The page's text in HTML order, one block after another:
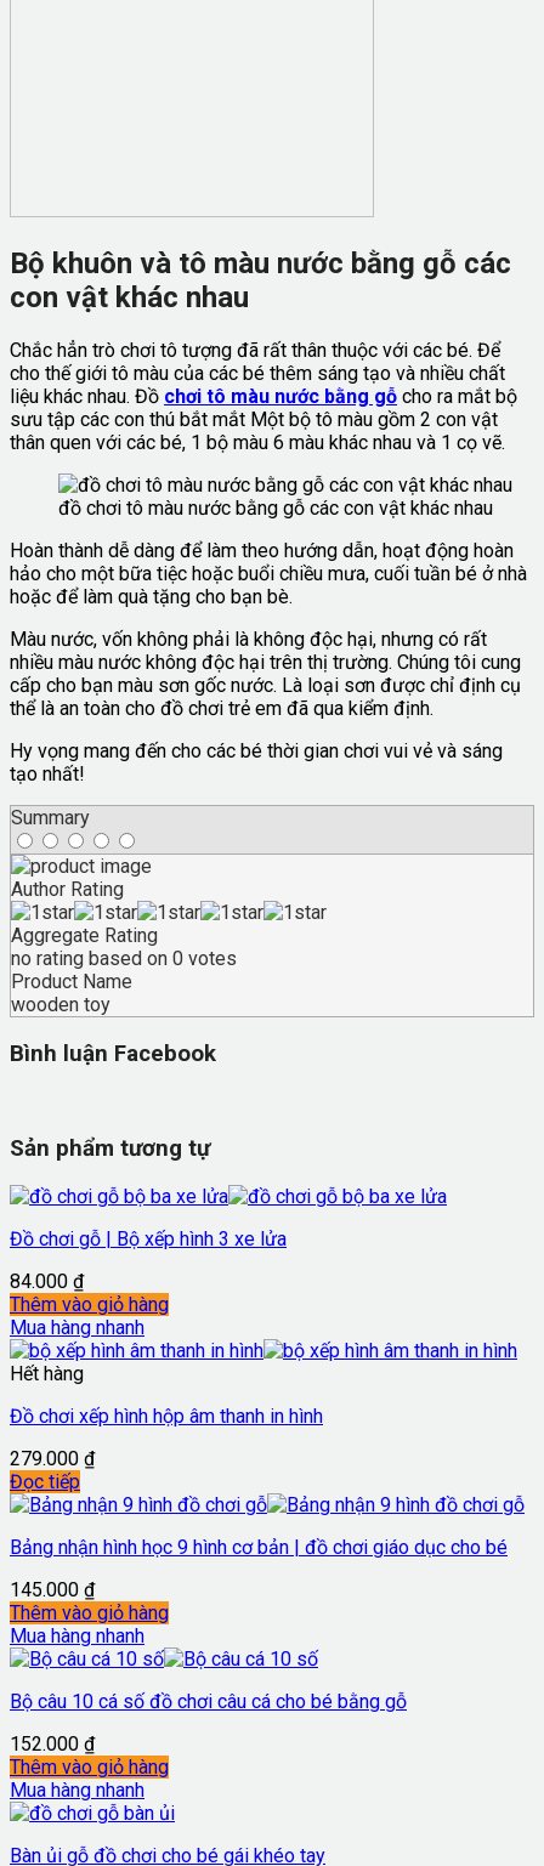
Bộ khuôn và tô màu nước bằng gỗ các
con vật khác nhau
Chắc hẳn trò chơi tô tượng đã rất thân thuộc với các bé. Để
cho thế giới tô màu của các bé thêm sáng tạo và nhiều chất
liệu khác nhau. Đồ chơi tô màu nước bằng gỗ cho ra mắt bộ
sưu tập các con thú bắt mắt Một bộ tô màu gồm 2 con vật
thân quen với các bé, 1 bộ màu 6 màu khác nhau và 1 cọ vẽ.
đồ chơi tô màu nước bằng gỗ các con vật khác nhau
Hoàn thành dễ dàng để làm theo hướng dẫn, hoạt động hoàn
hảo cho một bữa tiệc hoặc buổi chiều mưa, cuối tuần bé ở nhà
hoặc để làm quà tặng cho bạn bè.
Màu nước, vốn không phải là không độc hại, nhưng có rất
nhiều màu nước không độc hại trên thị trường. Chúng tôi cung
cấp cho bạn màu sơn gốc nước. Là loại sơn được chỉ định cụ
thể là an toàn cho đồ chơi trẻ em đã qua kiểm định.
Hy vọng mang đến cho các bé thời gian chơi vui vẻ và sáng
tạo nhất!
Summary
Author Rating
Aggregate Rating
no rating based on 0 votes
Product Name
wooden toy
Bình luận Facebook
Sản phẩm tương tự
Đồ chơi gỗ | Bộ xếp hình 3 xe lửa
84.000 ₫
Thêm vào giỏ hàng
Mua hàng nhanh
Hết hàng
Đồ chơi xếp hình hộp âm thanh in hình
279.000 ₫
Đọc tiếp
Bảng nhận hình học 9 hình cơ bản | đồ chơi giáo dục cho bé
145.000 ₫
Thêm vào giỏ hàng
Mua hàng nhanh
Bộ câu 10 cá số đồ chơi câu cá cho bé bằng gỗ
152.000 ₫
Thêm vào giỏ hàng
Mua hàng nhanh
Bàn ủi gỗ đồ chơi cho bé gái khéo tay